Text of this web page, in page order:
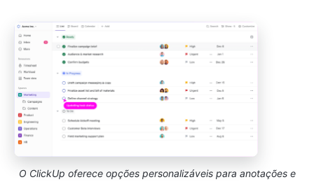
O ClickUp oferece opções personalizáveis para anotações e